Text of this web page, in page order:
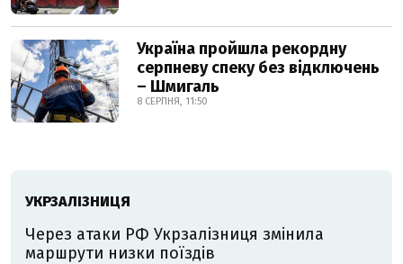
Україна пройшла рекордну
серпневу спеку без відключень
– Шмигаль
8 СЕРПНЯ, 11:50
УКРЗАЛІЗНИЦЯ
Через атаки РФ Укрзалізниця змінила
маршрути низки поїздів